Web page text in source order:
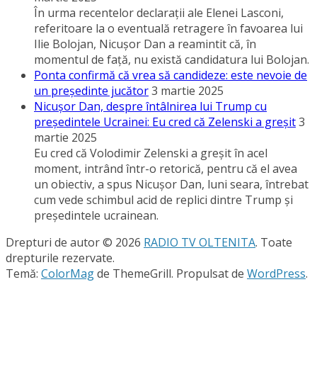
În urma recentelor declaraţii ale Elenei Lasconi,
referitoare la o eventuală retragere în favoarea lui
Ilie Bolojan, Nicuşor Dan a reamintit că, în
momentul de faţă, nu există candidatura lui Bolojan.
Ponta confirmă că vrea să candideze: este nevoie de
un preşedinte jucător3 martie 2025
Nicuşor Dan, despre întâlnirea lui Trump cu
preşedintele Ucrainei: Eu cred că Zelenski a greşit3
martie 2025
Eu cred că Volodimir Zelenski a greşit în acel
moment, intrând într-o retorică, pentru că el avea
un obiectiv, a spus Nicuşor Dan, luni seara, întrebat
cum vede schimbul acid de replici dintre Trump şi
preşedintele ucrainean.
Drepturi de autor © 2026 RADIO TV OLTENITA. Toate
drepturile rezervate.
Temă: ColorMagde ThemeGrill. Propulsat de WordPress.